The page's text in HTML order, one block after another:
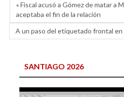
« Fiscal acusó a Gómez de matar a
aceptaba el fin de la relación
A un paso del etiquetado frontal en
SANTIAGO 2026